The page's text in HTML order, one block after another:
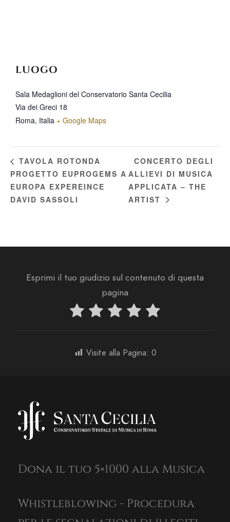
LUOGO
Sala Medaglioni del Conservatorio Santa Cecilia
Via dei Greci 18
Roma, Italia + Google Maps
TAVOLA ROTONDA
PROGETTO EUPROGEMS A
EUROPA EXPEREINCE
DAVID SASSOLI
CONCERTO DEGLI
ALLIEVI DI MUSICA
APPLICATA – THE
ARTIST
Esprimi il tuo giudizio sul contenuto di questa
pagina
Visite alla Pagina: 0
Dona il tuo 5×1000 alla Musica
Whistleblowing - Procedura